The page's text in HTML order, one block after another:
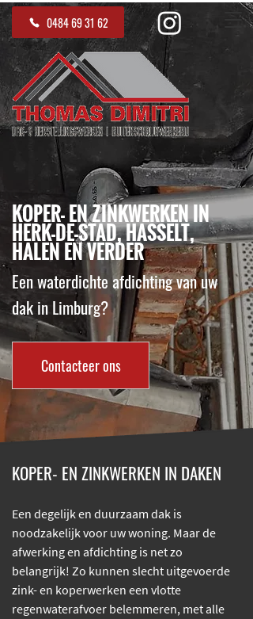
0484 69 31 62
KOPER- EN ZINKWERKEN IN
HERK-DE-STAD, HASSELT,
HALEN EN VERDER
Een waterdichte afdichting van uw
dak in Limburg?
Contacteer ons
KOPER- EN ZINKWERKEN IN DAKEN
Een degelijk en duurzaam dak is
noodzakelijk voor uw woning. Maar de
afwerking en afdichting is net zo
belangrijk! Zo kunnen slecht uitgevoerde
zink- en koperwerken een vlotte
regenwaterafvoer belemmeren, met alle